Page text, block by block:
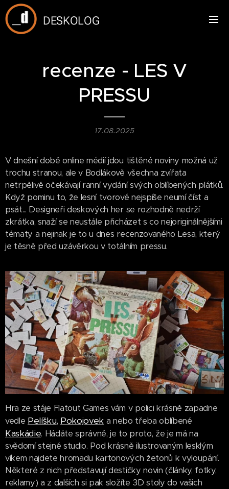
DESKOLOG
recenze - LES V
PRESSU
17.08.2025
V dnešní době online médií jdou tištěné noviny možná už
trochu stranou, ale v Bodlákově všechna zvířata
netrpělivě očekávají ranní vydání svých oblíbených plátků.
Když pominu to, že lesní tvorové nejspíše neumí číst a
psát... Designeři deskových her se rozhodně nedrží
zkrátka, snaží se neustále přicházet s co nejoriginálnějšími
tématy a nejinak je to u dnes recenzovaného Lesa, který
je těsně před uzávěrkou v totálním pressu.
Hra ze stáje Flatout Games vám v polici krásně zapadne
vedle Pelíšku, Pokojoveka nebo třeba oblíbené
Kaskádie. Hádáte správně, je to proto, že je má na
svědomí stejné studio. Pod krásně ilustrovaným lesklým
víkem najdete hromadu kartonových žetonů k vyloupání.
Některé z nich představují destičky novin (články, fotky,
reklamy) a z dalších si pak složíte 3D stoly do vašich